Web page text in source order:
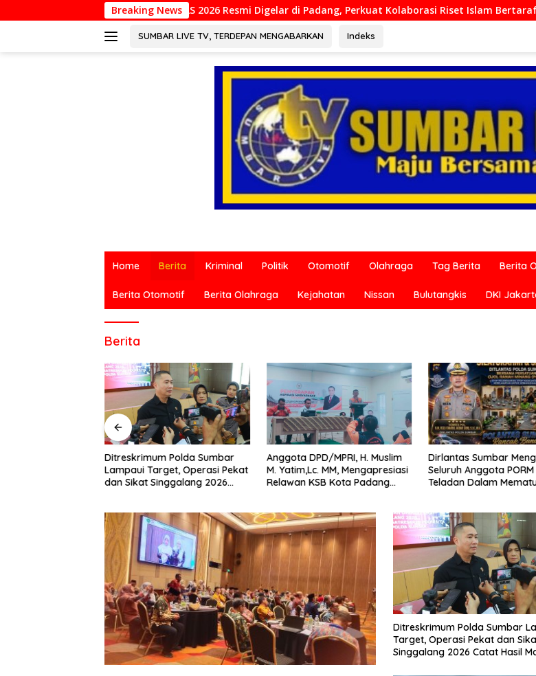
ke
Breaking News
INCOILS 2026 Resmi Digelar di Padang, Perkuat Kolaborasi Riset Islam Bertaraf Internasional
SUMBAR LIVE TV, TERDEPAN MENGABARKAN Indeks
terkini
berbagai
di
indonesia
baik
dari
politik,
ekonomi
mapun
budaya
serta
berita
terbaru
lainnya
sumbar
tv
live
Home Berita Kriminal Politik Otomotif Olahraga Tag Berita Berita
Berita Otomotif Berita Olahraga Kejahatan Nissan Bulutangkis DKI
Berita
Ditreskrimum Polda Sumbar
Lampaui Target, Operasi Pekat
dan Sikat Singgalang 2026
Anggota DPD/MPRI, H. Muslim
M. Yatim,Lc. MM, Mengapresiasi
Relawan KSB Kota Padang
Dirlantas Sumbar
Seluruh Anggota
Teladan Dalam
Perlengkapan
Berkendara
Ditreskrimum Polda Sumbar
Target, Operasi Pekat dan
Singgalang 2026 Catat Hasil